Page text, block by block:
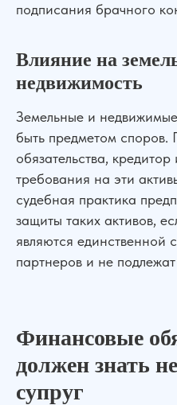
подписания брачного
Влияние на
недвижимость
Земельные и
быть предметом споров.
обязательства,
требования на эти
судебная практика
защиты таких активов,
являются единственной
партнеров и не
Финансовые
должен знать
супруг